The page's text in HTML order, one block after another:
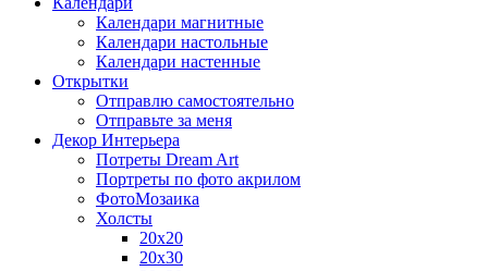
Календари магнитные
Календари настольные
Календари настенные
Открытки
Отправлю самостоятельно
Отправьте за меня
Декор Интерьера
Потреты Dream Art
Портреты по фото акрилом
ФотоМозаика
Холсты
20х20
20х30